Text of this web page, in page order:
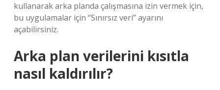
kullanarak arka planda çalışmasına izin vermek için,
bu uygulamalar için “Sınırsız veri” ayarını
açabilirsiniz.
Arka plan verilerini kısıtla
nasıl kaldırılır?